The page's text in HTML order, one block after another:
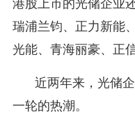
港股上市的光储企业
瑞浦兰钧、正力新能
光能、青海丽豪、正
近两年来，光储
一轮的热潮。